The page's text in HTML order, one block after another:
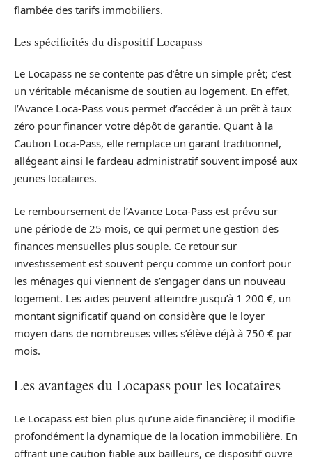
flambée des tarifs immobiliers.
Les spécificités du dispositif Locapass
Le Locapass ne se contente pas d’être un simple prêt; c’est
un véritable mécanisme de soutien au logement. En effet,
l’Avance Loca-Pass vous permet d’accéder à un prêt à taux
zéro pour financer votre dépôt de garantie. Quant à la
Caution Loca-Pass, elle remplace un garant traditionnel,
allégeant ainsi le fardeau administratif souvent imposé aux
jeunes locataires.
Le remboursement de l’Avance Loca-Pass est prévu sur
une période de 25 mois, ce qui permet une gestion des
finances mensuelles plus souple. Ce retour sur
investissement est souvent perçu comme un confort pour
les ménages qui viennent de s’engager dans un nouveau
logement. Les aides peuvent atteindre jusqu’à 1 200 €, un
montant significatif quand on considère que le loyer
moyen dans de nombreuses villes s’élève déjà à 750 € par
mois.
Les avantages du Locapass pour les locataires
Le Locapass est bien plus qu’une aide financière; il modifie
profondément la dynamique de la location immobilière. En
offrant une caution fiable aux bailleurs, ce dispositif ouvre